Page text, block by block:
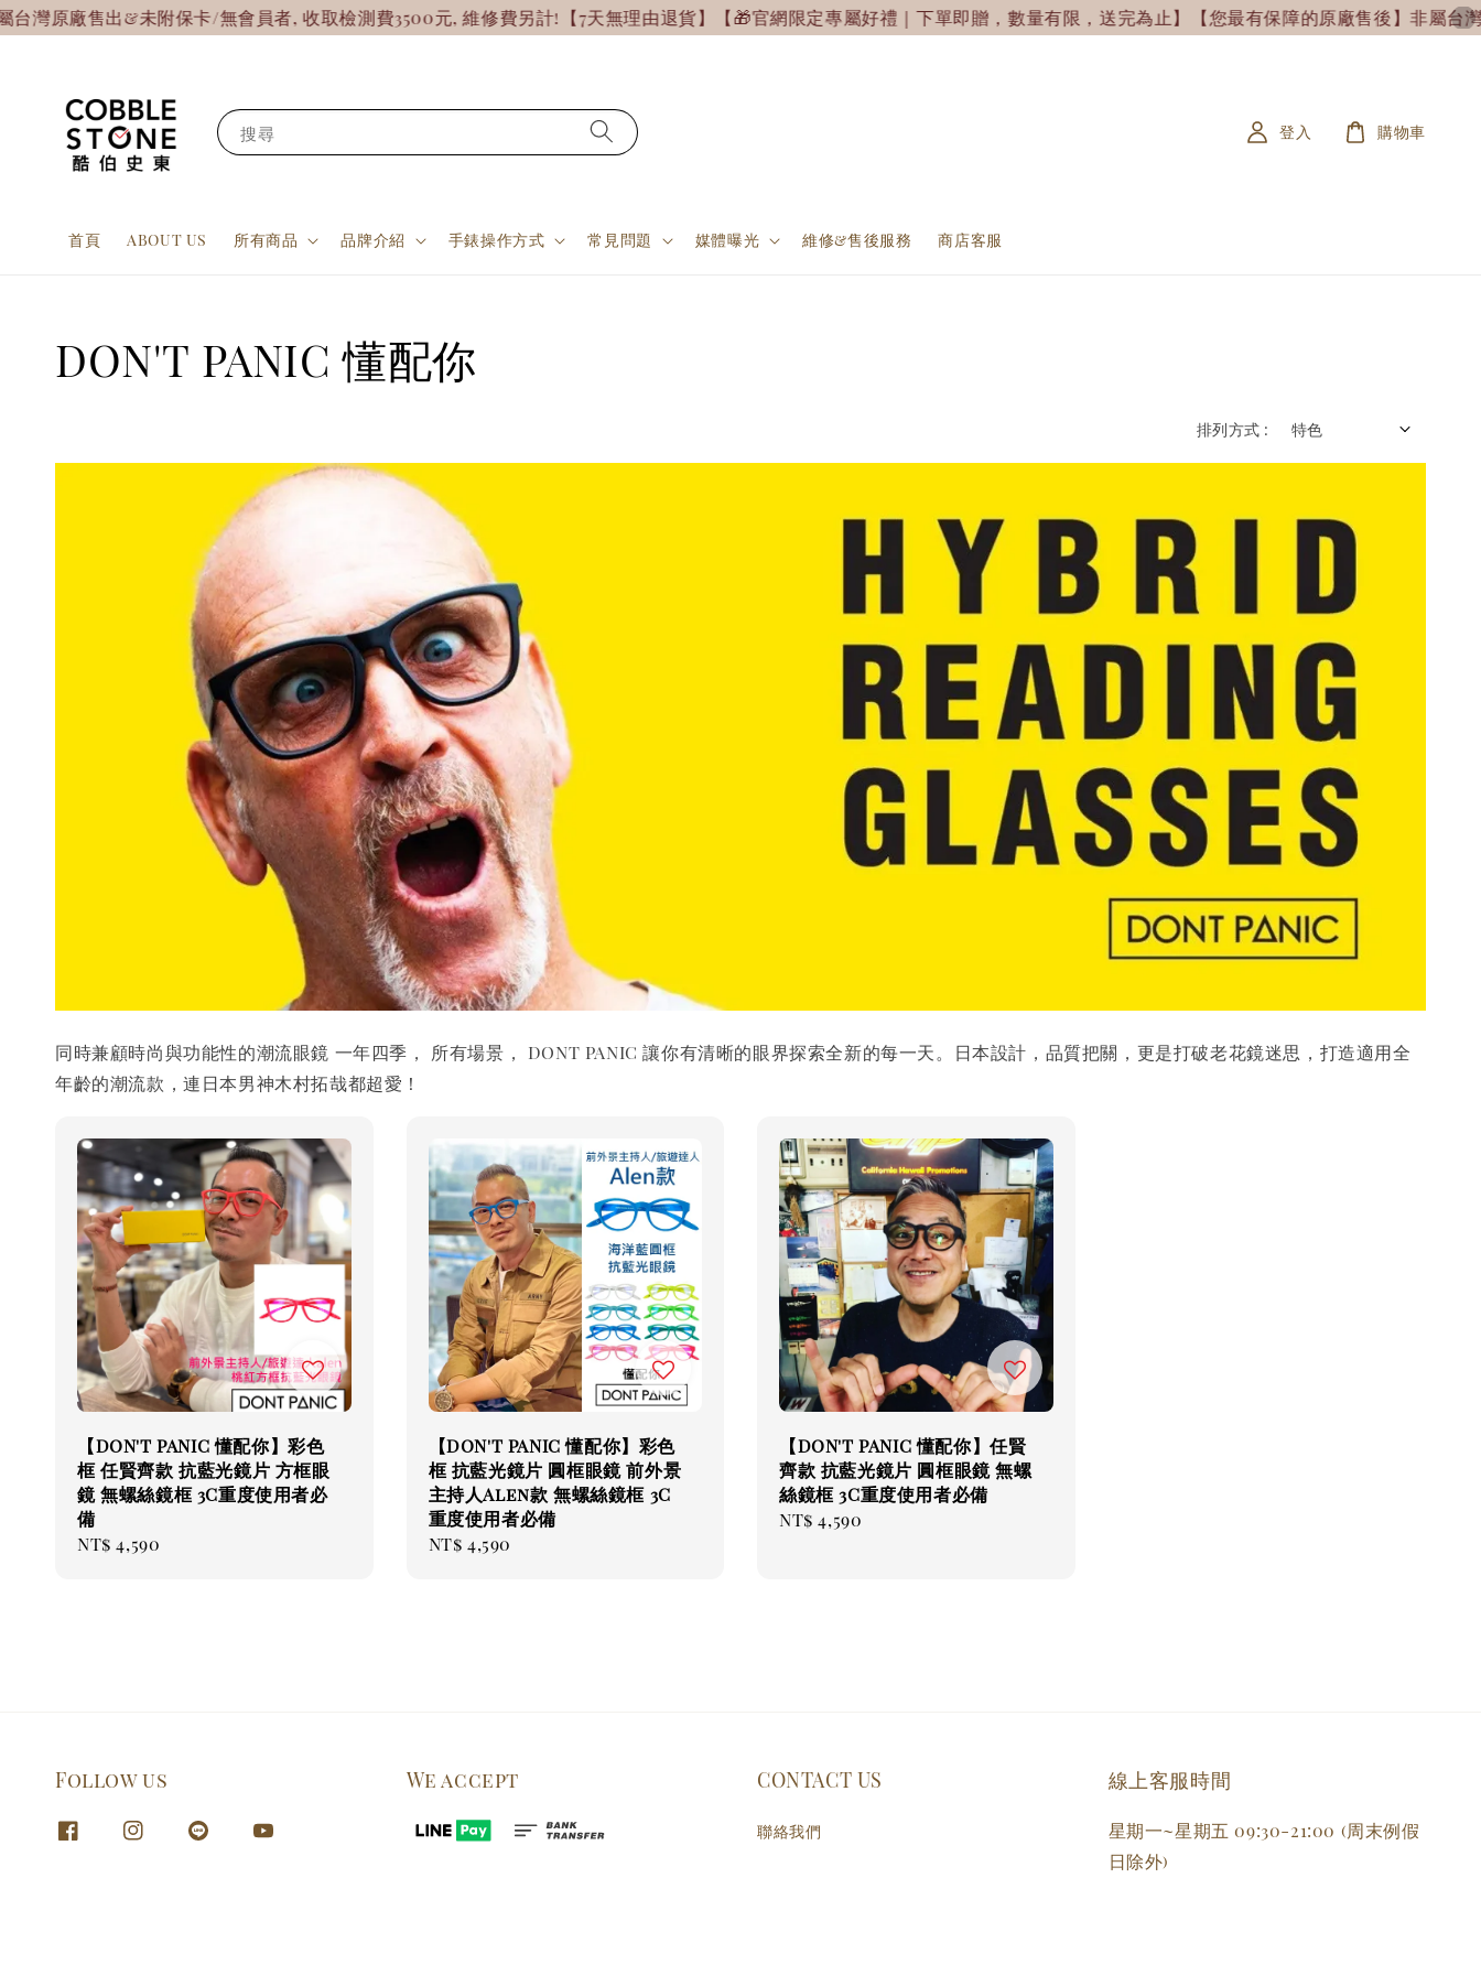
原廠售出&未附保卡/無會員者, 收取檢測費3500元, 維修費另計!【7天無理由退貨】【🎁官網限定專屬好禮｜下單即贈，數量有限，送完為止】【您最有保障的原廠售後】非屬台灣
搜尋
首頁 ABOUT US 所有商品 品牌介紹 手錶操作方式 常見問題 媒體曝光 維修&售後服務 商店客服
登入 購物車
DON'T PANIC 懂配你
排列方式 :
同時兼顧時尚與功能性的潮流眼鏡 一年四季， 所有場景， DONT PANIC 讓你有清晰的眼界探索全新的每一天。日本設計，品質把關，更是打破老花鏡迷思，打造適用全
年齡的潮流款，連日本男神木村拓哉都超愛！
【DON'T PANIC 懂配你】彩色
框 任賢齊款 抗藍光鏡片 方框眼
鏡 無螺絲鏡框 3C重度使用者必
備
Regular
NT$ 4,590
【DON'T PANIC 懂配你】彩色
框 抗藍光鏡片 圓框眼鏡 前外景
主持人Alen款 無螺絲鏡框 3C
重度使用者必備
Regular
NT$ 4,590
【DON'T PANIC 懂配你】任賢
齊款 抗藍光鏡片 圓框眼鏡 無螺
絲鏡框 3C重度使用者必備
Regular
NT$ 4,590
Follow us We accept CONTACT US
聯絡我們
線上客服時間
星期一~星期五 09:30-21:00 (周末例假
日除外)